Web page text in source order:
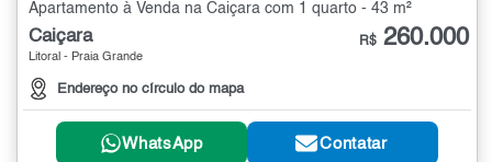
Apartamento à Venda na Caiçara com 1 quarto - 43 m²
Caiçara
Litoral - Praia Grande
Endereço no círculo do mapa
R$ 260.000
WhatsApp Contatar